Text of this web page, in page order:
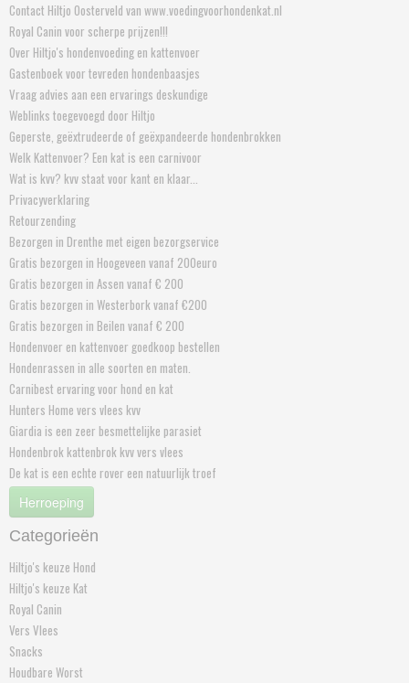
Contact Hiltjo Oosterveld van www.voedingvoorhondenkat.nl
Royal Canin voor scherpe prijzen!!!
Over Hiltjo's hondenvoeding en kattenvoer
Gastenboek voor tevreden hondenbaasjes
Vraag advies aan een ervarings deskundige
Weblinks toegevoegd door Hiltjo
Geperste, geëxtrudeerde of geëxpandeerde hondenbrokken
Welk Kattenvoer? Een kat is een carnivoor
Wat is kvv? kvv staat voor kant en klaar...
Privacyverklaring
Retourzending
Bezorgen in Drenthe met eigen bezorgservice
Gratis bezorgen in Hoogeveen vanaf 200euro
Gratis bezorgen in Assen vanaf € 200
Gratis bezorgen in Westerbork vanaf €200
Gratis bezorgen in Beilen vanaf € 200
Hondenvoer en kattenvoer goedkoop bestellen
Hondenrassen in alle soorten en maten.
Carnibest ervaring voor hond en kat
Hunters Home vers vlees kvv
Giardia is een zeer besmettelijke parasiet
Hondenbrok kattenbrok kvv vers vlees
De kat is een echte rover een natuurlijk troef
Herroeping
Categorieën
Hiltjo's keuze Hond
Hiltjo's keuze Kat
Royal Canin
Vers Vlees
Snacks
Houdbare Worst